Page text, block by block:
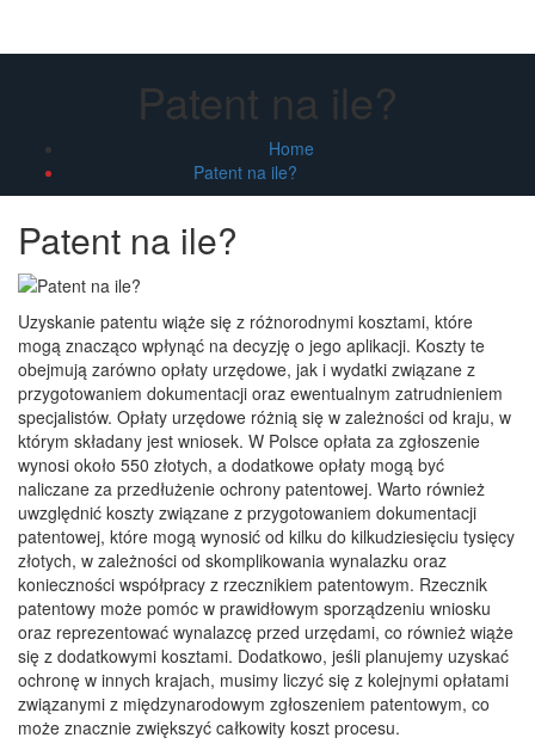
Patent na ile?
Home
Patent na ile?
Patent na ile?
Uzyskanie patentu wiąże się z różnorodnymi kosztami, które
mogą znacząco wpłynąć na decyzję o jego aplikacji. Koszty te
obejmują zarówno opłaty urzędowe, jak i wydatki związane z
przygotowaniem dokumentacji oraz ewentualnym zatrudnieniem
specjalistów. Opłaty urzędowe różnią się w zależności od kraju, w
którym składany jest wniosek. W Polsce opłata za zgłoszenie
wynosi około 550 złotych, a dodatkowe opłaty mogą być
naliczane za przedłużenie ochrony patentowej. Warto również
uwzględnić koszty związane z przygotowaniem dokumentacji
patentowej, które mogą wynosić od kilku do kilkudziesięciu tysięcy
złotych, w zależności od skomplikowania wynalazku oraz
konieczności współpracy z rzecznikiem patentowym. Rzecznik
patentowy może pomóc w prawidłowym sporządzeniu wniosku
oraz reprezentować wynalazcę przed urzędami, co również wiąże
się z dodatkowymi kosztami. Dodatkowo, jeśli planujemy uzyskać
ochronę w innych krajach, musimy liczyć się z kolejnymi opłatami
związanymi z międzynarodowym zgłoszeniem patentowym, co
może znacznie zwiększyć całkowity koszt procesu.